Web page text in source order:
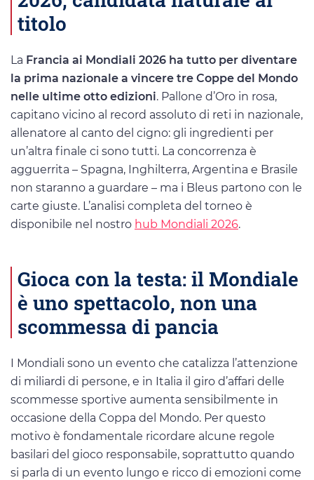
titolo
La Francia ai Mondiali 2026 ha tutto per diventare
la prima nazionale a vincere tre Coppe del Mondo
nelle ultime otto edizioni. Pallone d’Oro in rosa,
capitano vicino al record assoluto di reti in nazionale,
allenatore al canto del cigno: gli ingredienti per
un’altra finale ci sono tutti. La concorrenza è
agguerrita – Spagna, Inghilterra, Argentina e Brasile
non staranno a guardare – ma i Bleus partono con le
carte giuste. L’analisi completa del torneo è
disponibile nel nostro hub Mondiali 2026.
Gioca con la testa: il Mondiale
è uno spettacolo, non una
scommessa di pancia
I Mondiali sono un evento che catalizza l’attenzione
di miliardi di persone, e in Italia il giro d’affari delle
scommesse sportive aumenta sensibilmente in
occasione della Coppa del Mondo. Per questo
motivo è fondamentale ricordare alcune regole
basilari del gioco responsabile, soprattutto quando
si parla di un evento lungo e ricco di emozioni come